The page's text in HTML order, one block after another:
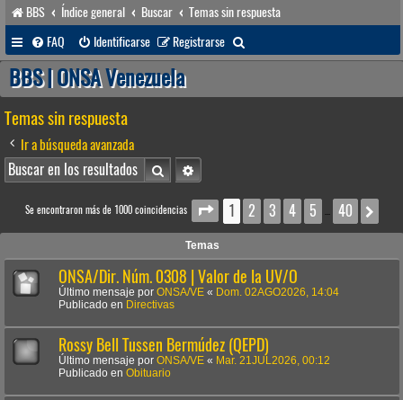
BBS Índice general Buscar
Temas sin respuesta
FAQ
Identificarse Registrarse
u
BBS | ONSA Venezuela
Temas sin respuesta
Ir a búsqueda avanzada
BuscarBúsqueda avanzada
Se encontraron más de 1000 coincidencias Página1 de 40
1 2 3 4 5 … 40
Temas
ONSA/Dir. Núm. 0308 | Valor de la UV/O
Último mensaje por ONSA/VE « Dom. 02AGO2026, 14:04
Publicado en Directivas
Rossy Bell Tussen Bermúdez (QEPD)
Último mensaje por ONSA/VE « Mar. 21JUL2026, 00:12
Publicado en Obituario